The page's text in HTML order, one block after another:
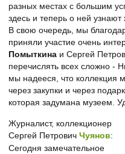
разных местах с большим
здесь и теперь о ней
В свою очередь, мы
приняли участие очень
Помыткина и Сергей
перечислять всех сложно -
мы надееся, что коллекция
через закупки и через
которая задумана музеем.
Журналист, коллекционер
Сергей Петрович Чуянов:
Сегодня замечательное